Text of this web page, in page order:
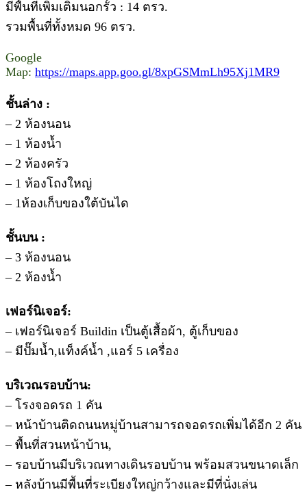
มีพื้นที่เพิ่มเติมนอกรั้ว : 14 ตรว.
รวมพื้นที่ทั้งหมด 96 ตรว.
Google
Map: https://maps.app.goo.gl/8xpGSMmLh95Xj1MR9
ชั้นล่าง :
– 2 ห้องนอน
– 1 ห้องน้ำ
– 2 ห้องครัว
– 1 ห้องโถงใหญ่
– 1ห้องเก็บของใต้บันได
ชั้นบน :
– 3 ห้องนอน
– 2 ห้องน้ำ
เฟอร์นิเจอร์:
– เฟอร์นิเจอร์ Buildin เป็นตู้เสื้อผ้า, ตู้เก็บของ
– มีปั๊มน้ำ,แท็งค์น้ำ ,แอร์ 5 เครื่อง
บริเวณรอบบ้าน:
– โรงจอดรถ 1 คัน
– หน้าบ้านติดถนนหมู่บ้านสามารถจอดรถเพิ่มได้อีก 2 คัน
– พื้นที่สวนหน้าบ้าน,
– รอบบ้านมีบริเวณทางเดินรอบบ้าน พร้อมสวนขนาดเล็ก
– หลังบ้านมีพื้นที่ระเบียงใหญ่กว้างและมีที่นั่งเล่น